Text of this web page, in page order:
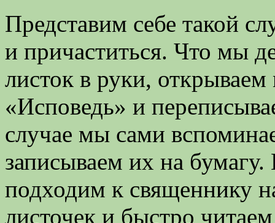
Представим себе такой
и причаститься. Что мы
листок в руки, открываем
«Исповедь» и
случае мы сами
записываем их на
подходим к священнику
листочек и быстро